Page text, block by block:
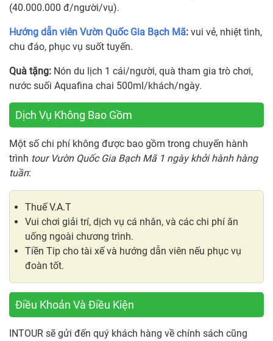
(40.000.000 đ/người/vụ).
Hướng dẫn viên Vườn Quốc Gia Bạch Mã: vui vẻ, nhiệt tình,
chu đáo, phục vụ suốt tuyến.
Quà tặng: Nón du lịch 1 cái/người, quà tham gia trò chơi,
nước suối Aquafina chai 500ml/khách/ngày.
Dịch Vụ Không Bao Gồm
Một số chi phí không được bao gồm trong chuyến hành
trình tour Vườn Quốc Gia Bạch Mã 1 ngày khởi hành hàng
tuần:
Thuế V.A.T
Vui chơi giải trí, dịch vụ cá nhân, và các chi phí ăn
uống ngoài chương trình.
Tiền Tip cho tài xế và hướng dẫn viên nếu phục vụ
đoàn tốt.
Điều Khoản Và Điều Kiện
INTOUR sẽ gửi đến quý khách hàng về chính sách cũng